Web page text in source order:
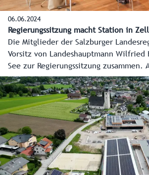
06.06.2024
Regierungssitzung macht Station in
Die Mitglieder der Salzburger
Vorsitz von Landeshauptmann Wilfried
See zur Regierungssitzung zusammen.
Tagesordnung standen mit dem
Pinzgaubahn, der Ski-WM 2025 in
und der aktuellen Wolfproblematik
Bedeutung für die Region.